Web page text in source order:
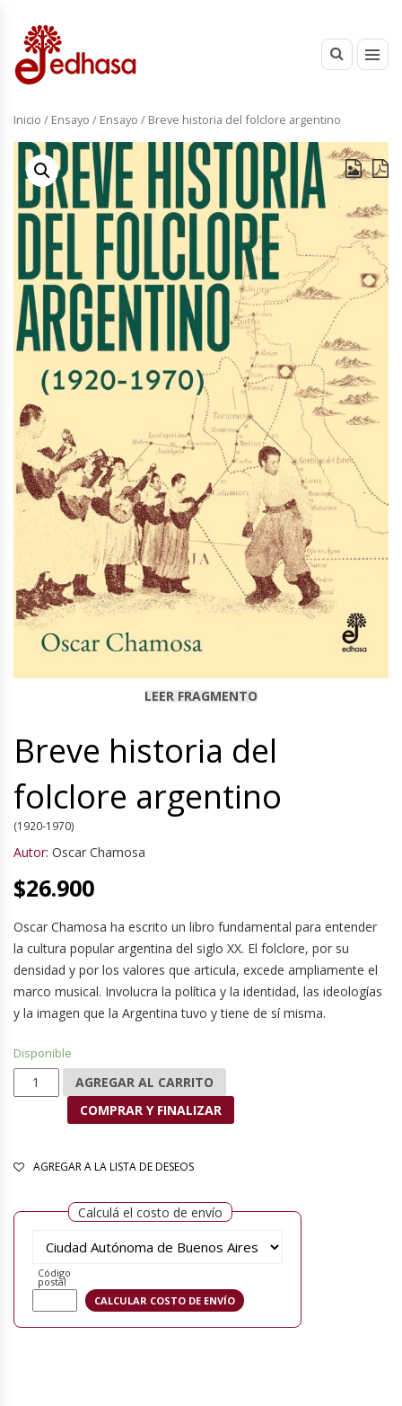
Inicio / Ensayo / Ensayo / Breve historia del folclore argentino
LEER FRAGMENTO
Breve historia del
folclore argentino
(1920-1970)
Autor: Oscar Chamosa
$26.900
Oscar Chamosa ha escrito un libro fundamental para entender
la cultura popular argentina del siglo XX. El folclore, por su
densidad y por los valores que articula, excede ampliamente el
marco musical. Involucra la política y la identidad, las ideologías
y la imagen que la Argentina tuvo y tiene de sí misma.
Disponible
Breve historia del folclore argentino cantidad
AGREGAR AL CARRITO
COMPRAR Y FINALIZAR
AGREGAR A LA LISTA DE DESEOS
Calculá el costo de envío
Código
postal